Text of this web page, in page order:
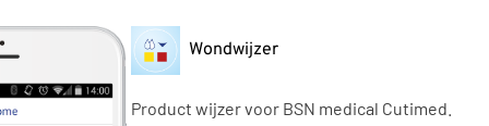
Wondwijzer
Product wijzer voor BSN medical Cutimed.